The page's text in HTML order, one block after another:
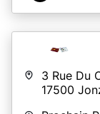
3 Rue Du
17500